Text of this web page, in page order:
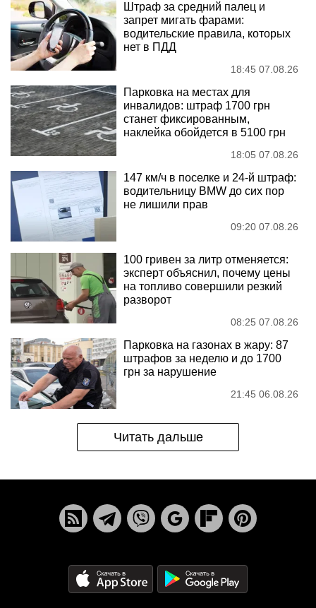
Штраф за средний палец и
запрет мигать фарами:
водительские правила, которых
нет в ПДД
18:45 07.08.26
Парковка на местах для
инвалидов: штраф 1700 грн
станет фиксированным,
наклейка обойдется в 5100 грн
18:05 07.08.26
147 км/ч в поселке и 24-й штраф:
водительницу BMW до сих пор
не лишили прав
09:20 07.08.26
100 гривен за литр отменяется:
эксперт объяснил, почему цены
на топливо совершили резкий
разворот
08:25 07.08.26
Парковка на газонах в жару: 87
штрафов за неделю и до 1700
грн за нарушение
21:45 06.08.26
Читать дальше